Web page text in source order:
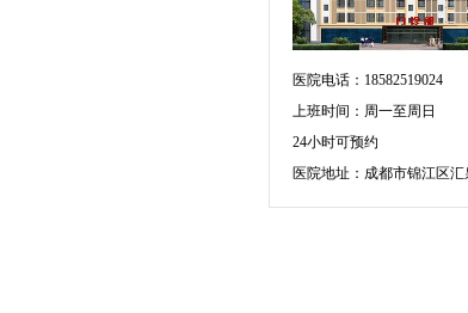
医院电话：18582519024
上班时间：周一至周日
24小时可预约
医院地址：成都市锦江区汇